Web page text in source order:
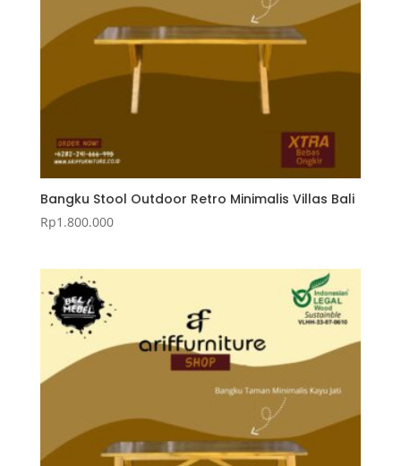
Bangku Stool Outdoor Retro Minimalis Villas Bali
Rp1.800.000